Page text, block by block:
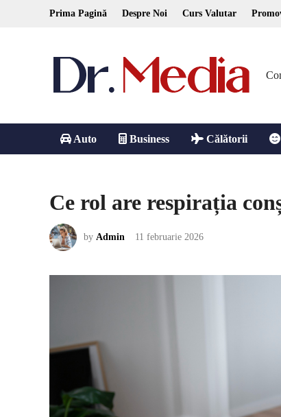
Prima Pagină Despre Noi Curs Valutar
Auto Business Călătorii
Ce rol are respirația
by Admin 11 februarie 2026